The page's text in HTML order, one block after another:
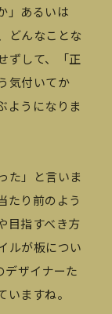
」あるいは
どんなことな
ずして、「正
気付いてか
ようになりま
た」と言いま
たり前のよう
目指すべき方
ルが板につい
デザイナーた
ますね。